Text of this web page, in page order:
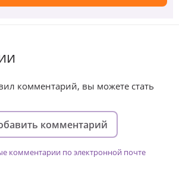
комментарий, вы можете стать
комментарий
комментарии по электронной почте